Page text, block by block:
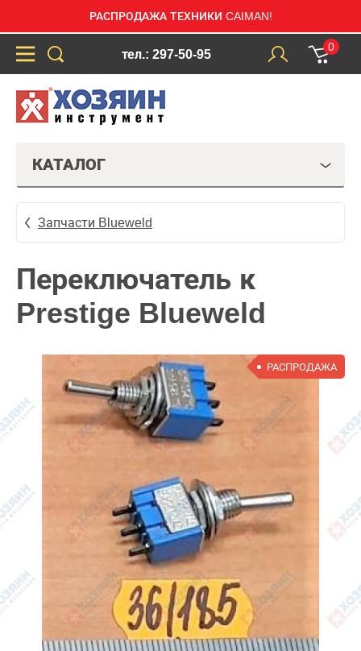
РАСПРОДАЖА ТЕХНИКИ CAIMAN!
тел.: 297-50-95
0
КАТАЛОГ
Запчасти Blueweld
Переключатель к
Prestige Blueweld
РАСПРОДАЖА